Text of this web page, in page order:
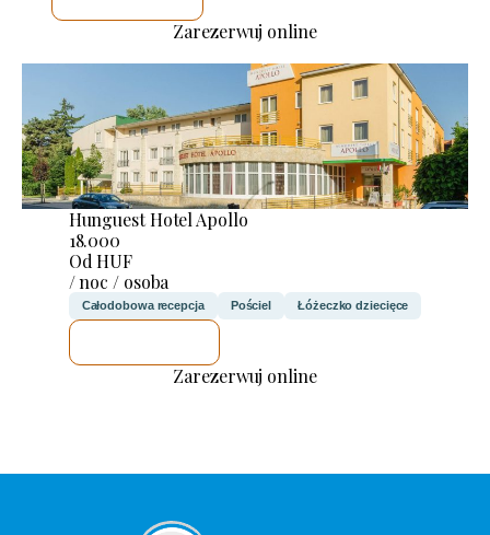
Zarezerwuj online
Hunguest Hotel Apollo
18.000
Od HUF
/ noc / osoba
Całodobowa recepcja Pościel Łóżeczko dziecięce
Zarezerwuj online